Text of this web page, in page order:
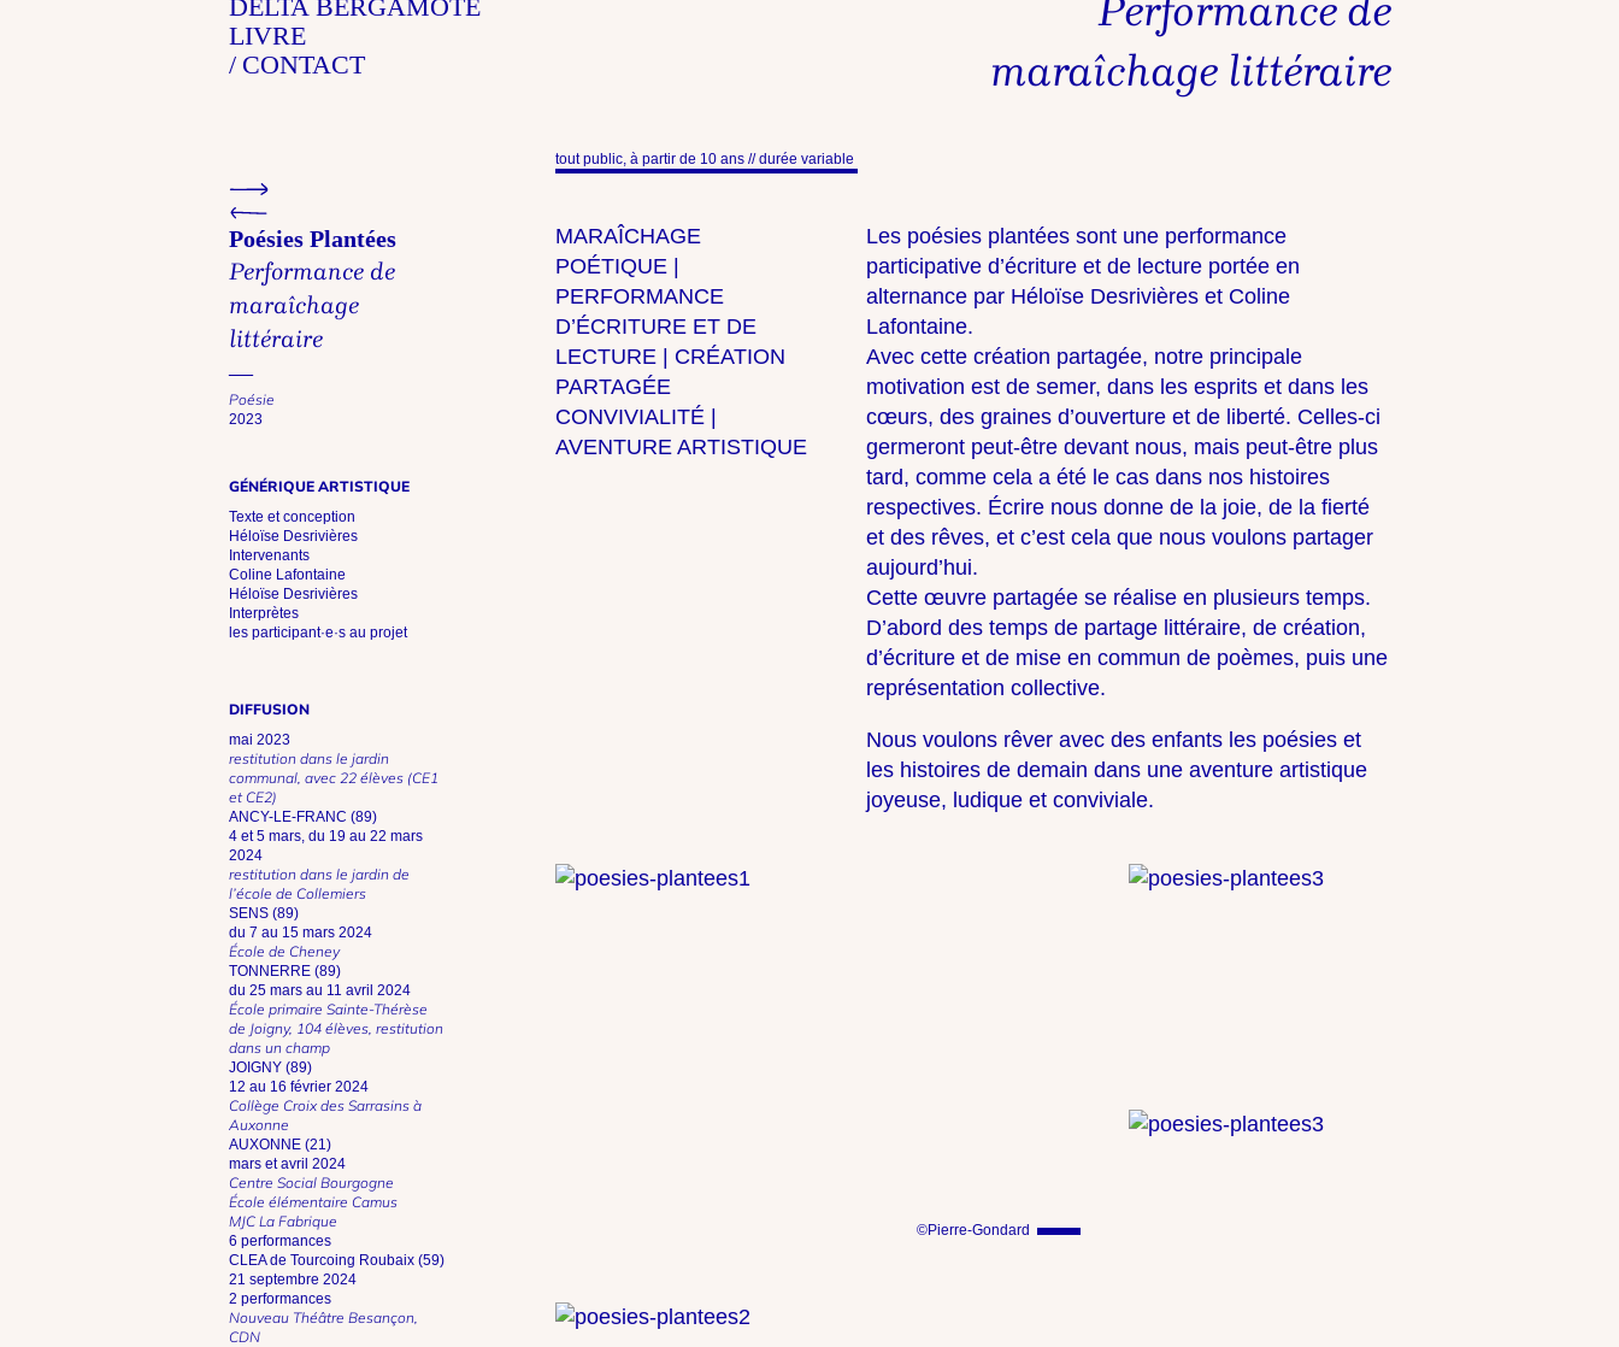
DELTA BERGAMOTE
LIVRE
CONTACT
Performance de
maraîchage littéraire
tout public, à partir de 10 ans // durée variable
MARAÎCHAGE
POÉTIQUE |
PERFORMANCE
D’ÉCRITURE ET DE
LECTURE | CRÉATION
PARTAGÉE
CONVIVIALITÉ |
AVENTURE ARTISTIQUE
Les poésies plantées sont une performance
participative d’écriture et de lecture portée en
alternance par Héloïse Desrivières et Coline
Lafontaine.
Avec cette création partagée, notre principale
motivation est de semer, dans les esprits et dans les
cœurs, des graines d’ouverture et de liberté. Celles-ci
germeront peut-être devant nous, mais peut-être plus
tard, comme cela a été le cas dans nos histoires
respectives. Écrire nous donne de la joie, de la fierté
et des rêves, et c’est cela que nous voulons partager
aujourd’hui.
Cette œuvre partagée se réalise en plusieurs temps.
D’abord des temps de partage littéraire, de création,
d’écriture et de mise en commun de poèmes, puis une
représentation collective.
Nous voulons rêver avec des enfants les poésies et
les histoires de demain dans une aventure artistique
joyeuse, ludique et conviviale.
Previous project
Next project
Poésies Plantées
Performance de
maraîchage
littéraire
Poésie
2023
GÉNÉRIQUE ARTISTIQUE
Texte et conception
Héloïse Desrivières
Intervenants
Coline Lafontaine
Héloïse Desrivières
Interprètes
les participant·e·s au projet
DIFFUSION
mai 2023
restitution dans le jardin
communal, avec 22 élèves (CE1
et CE2)
ANCY-LE-FRANC (89)
4 et 5 mars, du 19 au 22 mars
2024
restitution dans le jardin de
l’école de Collemiers
SENS (89)
du 7 au 15 mars 2024
École de Cheney
TONNERRE (89)
du 25 mars au 11 avril 2024
École primaire Sainte-Thérèse
de Joigny, 104 élèves, restitution
dans un champ
JOIGNY (89)
12 au 16 février 2024
Collège Croix des Sarrasins à
Auxonne
AUXONNE (21)
mars et avril 2024
Centre Social Bourgogne
École élémentaire Camus
MJC La Fabrique
6 performances
CLEA de Tourcoing Roubaix (59)
21 septembre 2024
2 performances
Nouveau Théâtre Besançon,
CDN
©Pierre-Gondard